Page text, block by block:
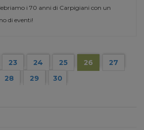
i 70 anni di Carpigiani con un
di eventi!
23 24 25 26
27
28
29 30